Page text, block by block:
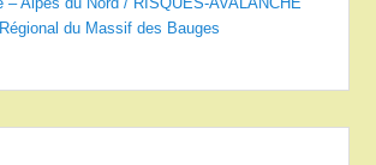
du Massif des Bauges